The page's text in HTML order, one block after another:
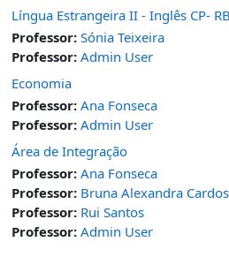
Língua Estrangeira II - Inglês CP-
Professor: Sónia Teixeira
Professor: Admin User
Economia
Professor: Ana Fonseca
Professor: Admin User
Área de Integração
Professor: Ana Fonseca
Professor: Bruna Alexandra
Professor: Rui Santos
Professor: Admin User